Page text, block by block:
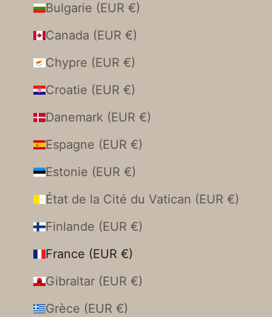
Bulgarie (EUR €)
Canada (EUR €)
Chypre (EUR €)
Croatie (EUR €)
Danemark (EUR €)
Espagne (EUR €)
Estonie (EUR €)
État de la Cité du Vatican (EUR €)
Finlande (EUR €)
France (EUR €)
Gibraltar (EUR €)
Grèce (EUR €)